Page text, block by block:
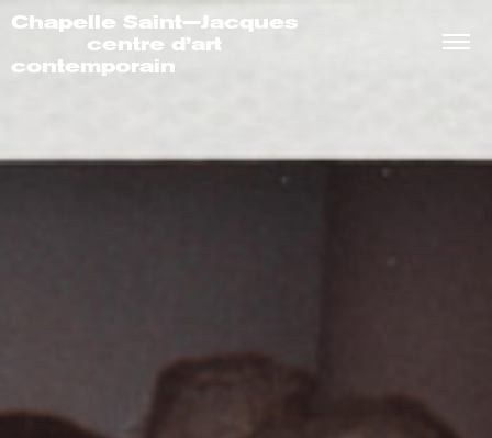
Chapelle Saint—Jacques
centre d’art
contemporain